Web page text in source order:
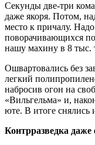
Секунды две-три
даже якоря. Потом,
место к причалу.
поворачивающихся
нашу махину в 8 тыс.
Ошвартовались без
легкий
набросив огон на
«Вильгельма» и,
юте. В итоге снялись
Контрразведка даже